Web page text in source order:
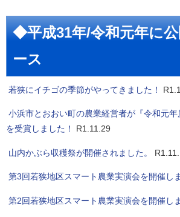
◆平成31年/令和元年に
ース
若狭にイチゴの季節がやってきました！
小浜市とおおい町の農業経営者が『令和元年
を受賞しました！
R1.11.29
山内かぶら収穫祭が開催されました。
第3回若狭地区スマート農業実演会を開催し
第2回若狭地区スマート農業実演会を開催し